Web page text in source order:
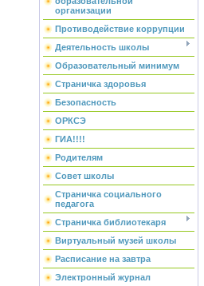
организации
Противодействие коррупции
Деятельность школы
Образовательный минимум
Страничка здоровья
Безопасность
ОРКСЭ
ГИА!!!!
Родителям
Совет школы
Страничка социального
педагога
Страничка библиотекаря
Виртуальный музей школы
Расписание на завтра
Электронный журнал